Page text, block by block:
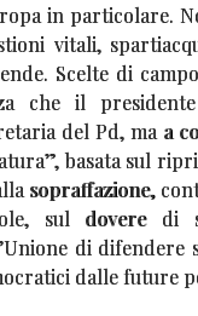
in particolare.
vitali,
Scelte di
che il
del Pd, ma a
basata sul
sopraffazione,
sul dovere di
di
dalle future